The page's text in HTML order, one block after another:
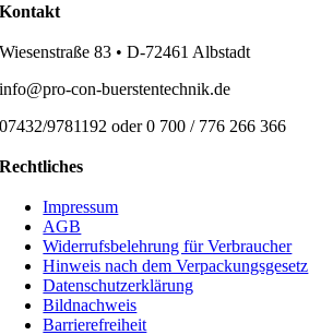
Kontakt
Wiesenstraße 83 • D-72461 Albstadt
info@pro-con-buerstentechnik.de
07432/9781192 oder 0 700 / 776 266 366
Rechtliches
Impressum
AGB
Widerrufsbelehrung für Verbraucher
Hinweis nach dem Verpackungsgesetz
Datenschutzerklärung
Bildnachweis
Barrierefreiheit